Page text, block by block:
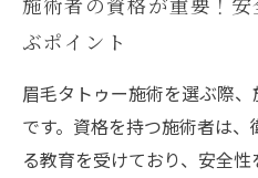
ぶポイント
眉毛タトゥー施術を選ぶ際
です。資格を持つ施術者は
る教育を受けており、安全